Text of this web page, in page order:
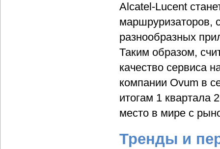
Alcatel-Lucent
маршруризаторов,
разнообразных
Таким образом,
качество сервиса
компании Ovum в
итогам 1 квартала
место в мире с
Тренды и